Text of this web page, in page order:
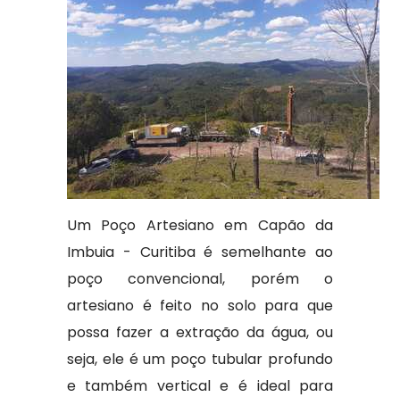
Um Poço Artesiano em Capão da
Imbuia - Curitiba é semelhante ao
poço convencional, porém o
artesiano é feito no solo para que
possa fazer a extração da água, ou
seja, ele é um poço tubular profundo
e também vertical e é ideal para